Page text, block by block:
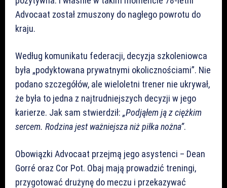
Advocaat został zmuszony do nagłego powrotu do
kraju.
Według komunikatu federacji, decyzja szkoleniowca
była „podyktowana prywatnymi okolicznościami”. Nie
podano szczegółów, ale wieloletni trener nie ukrywał,
że była to jedna z najtrudniejszych decyzji w jego
karierze. Jak sam stwierdził: „Podjąłem ją z ciężkim
sercem. Rodzina jest ważniejsza niż piłka nożna”.
Obowiązki Advocaat przejmą jego asystenci – Dean
Gorré oraz Cor Pot. Obaj mają prowadzić treningi,
przygotować drużynę do meczu i przekazywać